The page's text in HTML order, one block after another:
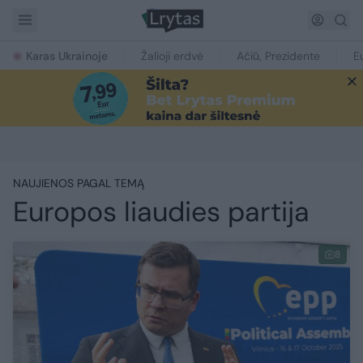
Karas Ukrainoje Žalioji erdvė Ačiū, Prezidente
NAUJIENOS PAGAL TEMĄ
Europos liaudies partija
8